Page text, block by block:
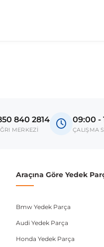
Sipariş vermeden önce
840 2814
MERKEZİ
09:00 -
ÇALIŞMA
Araçına Göre Yedek
Bmw Yedek Parça
Audi Yedek Parça
Honda Yedek Parça